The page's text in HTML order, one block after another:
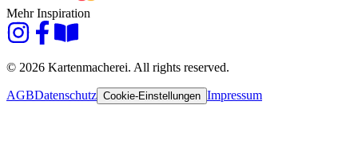
Mehr Inspiration
© 2026 Kartenmacherei. All rights reserved.
AGBDatenschutz Cookie-Einstellungen Impressum